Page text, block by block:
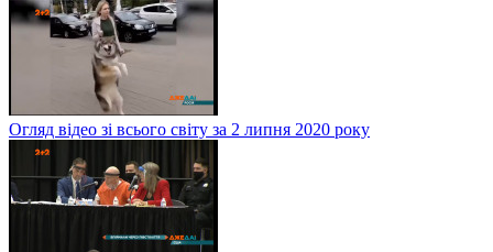
Огляд відео зі всього світу за 2 липня 2020 року